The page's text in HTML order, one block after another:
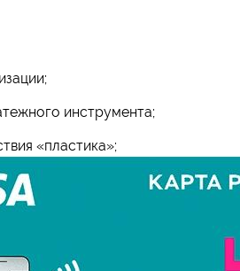
инструмента;
«пластика»;